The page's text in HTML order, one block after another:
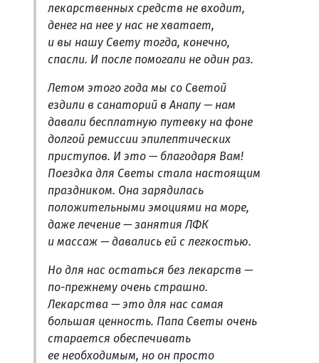
лекарственных средств не входит,
денег на нее у нас не хватает,
и вы нашу Свету тогда, конечно,
спасли. И после помогали не один раз.
Летом этого года мы со Светой
ездили в санаторий в Анапу — нам
давали бесплатную путевку на фоне
долгой ремиссии эпилептических
приступов. И это — благодаря Вам!
Поездка для Светы стала настоящим
праздником. Она зарядилась
положительными эмоциями на море,
даже лечение — занятия ЛФК
и массаж — давались ей с легкостью.
Но для нас остаться без лекарств —
по-прежнему очень страшно.
Лекарства — это для нас самая
большая ценность. Папа Светы очень
старается обеспечивать
ее необходимым, но он просто